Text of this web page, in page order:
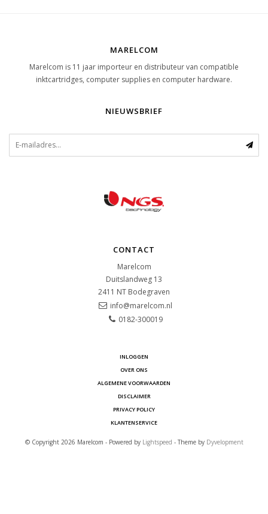
MARELCOM
Marelcom is 11 jaar importeur en distributeur van compatible
inktcartridges, computer supplies en computer hardware.
NIEUWSBRIEF
CONTACT
Marelcom
Duitslandweg 13
2411 NT Bodegraven
info@marelcom.nl
0182-300019
INLOGGEN
OVER ONS
ALGEMENE VOORWAARDEN
DISCLAIMER
PRIVACY POLICY
KLANTENSERVICE
© Copyright 2026 Marelcom - Powered by Lightspeed - Theme by Dyvelopment